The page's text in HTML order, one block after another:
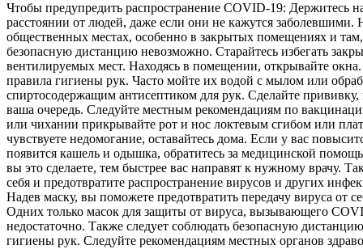
Чтобы предупредить распространение COVID-19: Держитесь
расстоянии от людей, даже если они не кажутся заболевшими.
общественных местах, особенно в закрытых помещениях и там,
безопасную дистанцию невозможно. Старайтесь избегать
вентилируемых мест. Находясь в помещении, открывайте
правила гигиены рук. Часто мойте их водой с мылом или
спиртосодержащим антисептиком для рук. Сделайте прививку,
ваша очередь. Следуйте местным рекомендациям по
или чихании прикрывайте рот и нос локтевым сгибом или
чувствуете недомогание, оставайтесь дома. Если у вас
появится кашель и одышка, обратитесь за медицинской
вы это сделаете, тем быстрее вас направят к нужному врачу.
себя и предотвратите распространение вирусов и других
Надев маску, вы поможете предотвратить передачу вируса от
Одних только масок для защиты от вируса, вызывающего
недостаточно. Также следует соблюдать безопасную
гигиены рук. Следуйте рекомендациям местных органов